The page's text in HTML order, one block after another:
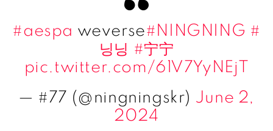
#aespa weverse#NINGNING #
닝닝 #宁宁
pic.twitter.com/61V7YyNEjT
— #77 (@ningningskr) June 2,
2024